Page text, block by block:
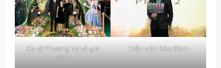
Ca sỹ Phương Vy và gia
đình
Diễn viên Bảo Định